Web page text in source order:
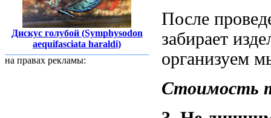
Дискус голубой (Symphysodon
aequifasciata haraldi)
на правах рекламы:
После
забирает
организуем
Стоимость